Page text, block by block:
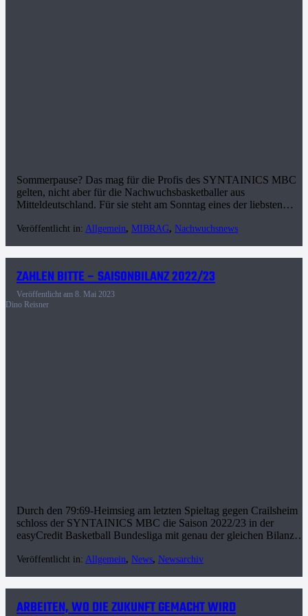
Sommerpause? Das mag für die Profis des SYNTAINICS MBC
gelten, nicht aber für die Nachwuchsbasketballer aus
Mitteldeutschland. Für sie steht am Sonntag eines der liebsten…
Veröffentlicht in: Allgemein, MIBRAG, Nachwuchsnews
ZAHLEN BITTE – SAISONBILANZ 2022/23
Veröffentlicht am 8. Mai 2023
Dino Reisner
Durch den 79:69-Heimsieg am letzten Spieltag gegen Crailsheim
schloss der SYNTAINICS MBC die Saison 2022/23 in der
easyCredit Basketball Bundesliga mit genau der gleichen Bilanz…
Veröffentlicht in: Allgemein, News, Newsarchiv
ARBEITEN, WO DIE ZUKUNFT GEMACHT WIRD